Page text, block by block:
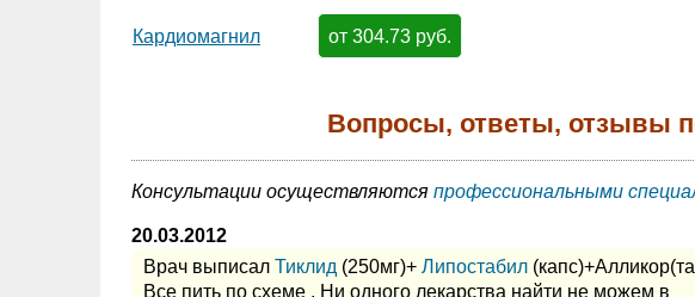
Кардиомагнил от 304.73 руб.
Вопросы, ответы, отзывы
Консультации осуществляются профессиональными
20.03.2012
Врач выписал Тиклид (250мг)+ Липостабил
Все пить по схеме . Ни одного лекарства найти не можем в